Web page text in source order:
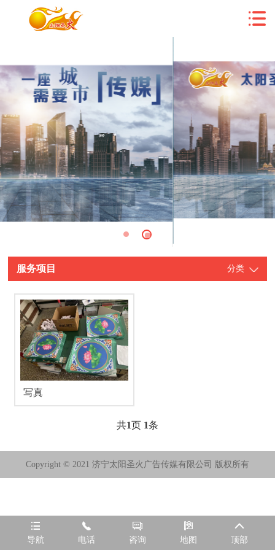

导航

电话

咨询

地图

顶部
服务项目 分类
写真
共1页 1条
Copyright © 2021 济宁太阳圣火广告传媒有限公司 版权所有